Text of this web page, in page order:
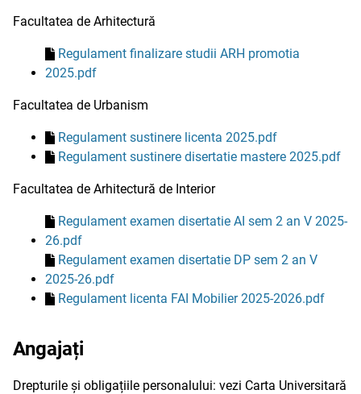
Facultatea de Arhitectură
Regulament finalizare studii ARH promotia
2025.pdf
Facultatea de Urbanism
Regulament sustinere licenta 2025.pdf
Regulament sustinere disertatie mastere 2025.pdf
Facultatea de Arhitectură de Interior
Regulament examen disertatie AI sem 2 an V 2025-
26.pdf
Regulament examen disertatie DP sem 2 an V
2025-26.pdf
Regulament licenta FAI Mobilier 2025-2026.pdf
Angajați
Drepturile și obligațiile personalului: vezi Carta Universitară